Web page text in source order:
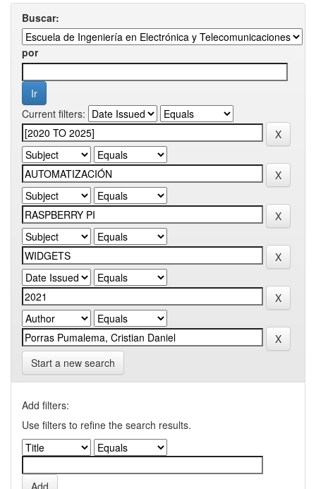
Buscar:
por
Current filters:
Start a new search
Add filters:
Use filters to refine the search results.